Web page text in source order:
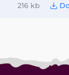
216 kb